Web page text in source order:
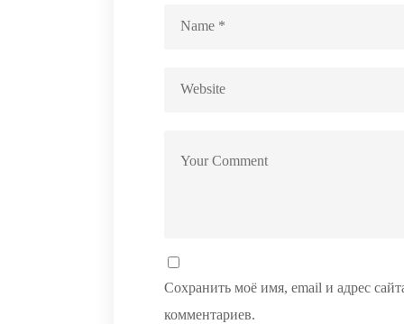
Сохранить моё имя, email и адрес
комментариев.